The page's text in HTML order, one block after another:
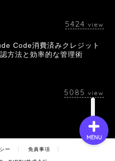
5424 view
Code消費済みクレジット
方法と効率的な管理術
5085 view
ー 免責事項
MENU
採用情報